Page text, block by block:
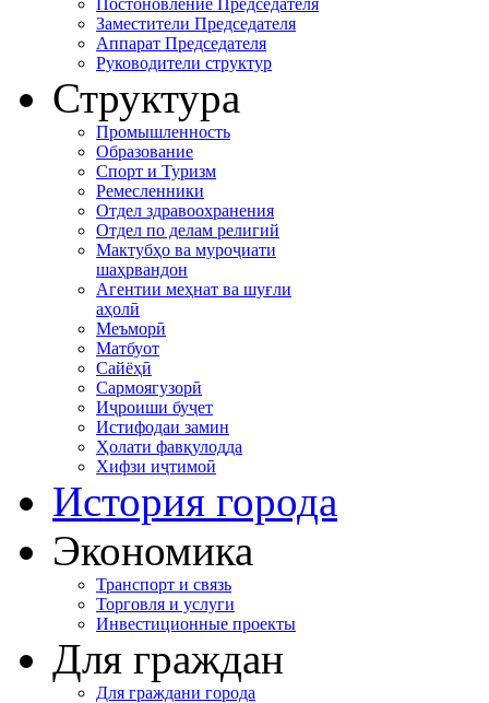
Постоновление Председателя
Заместители Председателя
Аппарат Председателя
Руководители структур
Структура
Промышленность
Образование
Спорт и Туризм
Ремесленники
Отдел здравоохранения
Отдел по делам религий
Мактубҳо ва муроҷиати
шаҳрвандон
Агентии меҳнат ва шуғли
аҳолӣ
Меъморӣ
Матбуот
Сайёҳӣ
Сармоягузорӣ
Иҷроиши буҷет
Истифодаи замин
Ҳолати фавқулодда
Хифзи иҷтимоӣ
История города
Экономика
Транспорт и связь
Торговля и услуги
Инвестиционные проекты
Для граждан
Для граждани города